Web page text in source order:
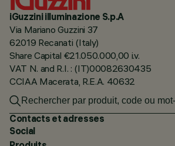
iGuzzini illuminazione S.p.A
Via Mariano Guzzini 37
62019 Recanati (Italy)
Share Capital €21.050.000,00 i.v.
VAT N. and R.I. : (IT)00082630435
CCIAA Macerata, R.E.A. 40632
Contacts et adresses
Social